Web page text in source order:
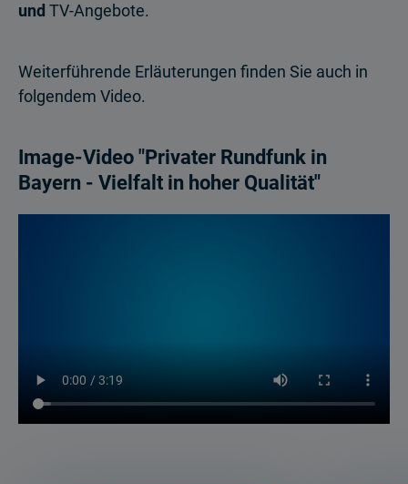
und TV-Angebote.
Weiterführende Erläuterungen finden Sie auch in
folgendem Video.
Image-Video "Privater Rundfunk in
Bayern - Vielfalt in hoher Qualität"